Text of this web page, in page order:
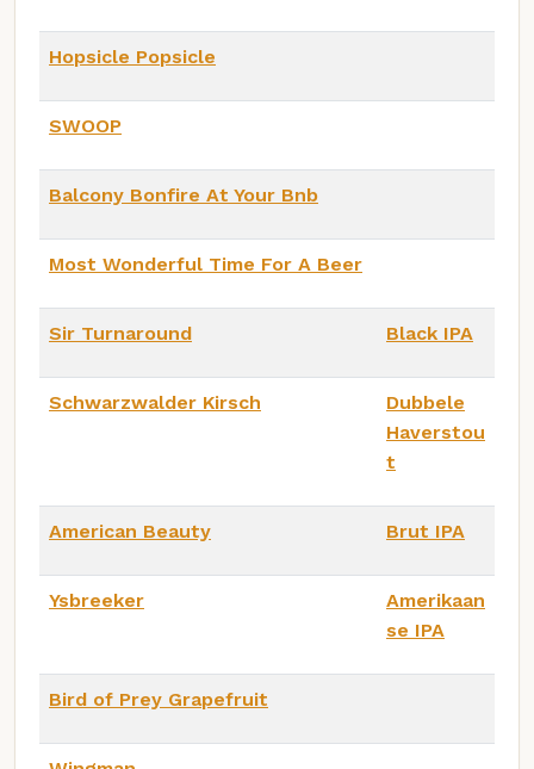
Hopsicle Popsicle
SWOOP
Balcony Bonfire At Your Bnb
Most Wonderful Time For A Beer
Sir Turnaround Black IPA
Schwarzwalder Kirsch
Dubbele
Haverstou
t
American Beauty Brut IPA
Ysbreeker
Amerikaan
se IPA
Bird of Prey Grapefruit